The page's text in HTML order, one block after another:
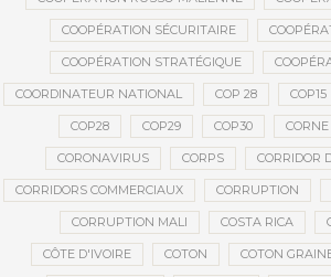
COOPÉRATION SÉCURITAIRE
COOPÉRATION STRATÉGIQUE
COORDINATEUR NATIONAL COP 28 COP15
COP28 COP29 COP30 CORNE
CORONAVIRUS CORPS CORRIDOR
CORRIDORS COMMERCIAUX CORRUPTION
CORRUPTION MALI COSTA RICA
CÔTE D'IVOIRE COTON COTON